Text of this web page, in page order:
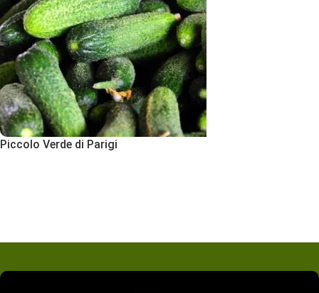
Piccolo Verde di Parigi